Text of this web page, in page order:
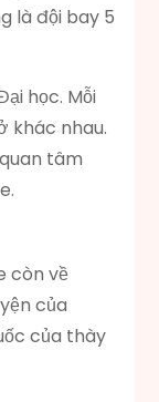
là đội bay 5
học. Mỗi
khác nhau.
tâm
còn về
của
của thày